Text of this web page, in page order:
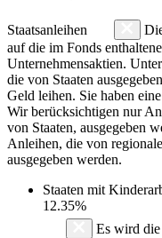
Staatsanleihen
auf die im Fonds
Unternehmensaktien.
die von Staaten
Geld leihen. Sie haben
Wir berücksichtigen nur
von Staaten, ausgegeben
Anleihen, die von
ausgegeben werden.
Staaten mit
12.35%
Es wird